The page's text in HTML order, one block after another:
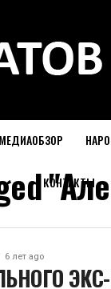
МЕДИАОБЗОР
КОНТАКТЫ
6 лет ago